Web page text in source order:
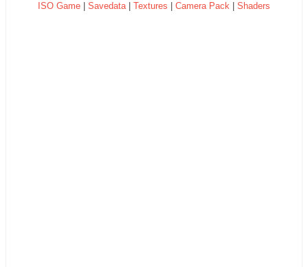
ISO Game Savedata| Textures Camera Pack Shaders